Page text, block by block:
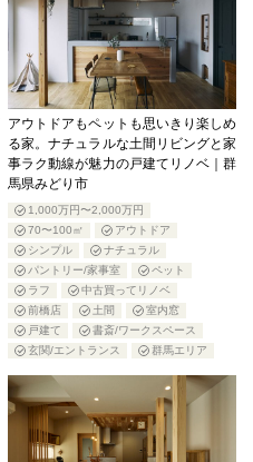
アウトドアもペットも思いきり楽しめ
る家。ナチュラルな土間リビングと家
事ラク動線が魅力の戸建てリノベ｜群
馬県みどり市
1,000万円〜2,000万円
70〜100㎡
アウトドア
シンプル
ナチュラル
パントリー/家事室
ペット
ラフ
中古買ってリノベ
前橋店
土間
室内窓
戸建て
書斎/ワークスペース
玄関/エントランス
群馬エリア